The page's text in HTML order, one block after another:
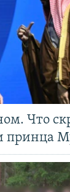
Что
принца